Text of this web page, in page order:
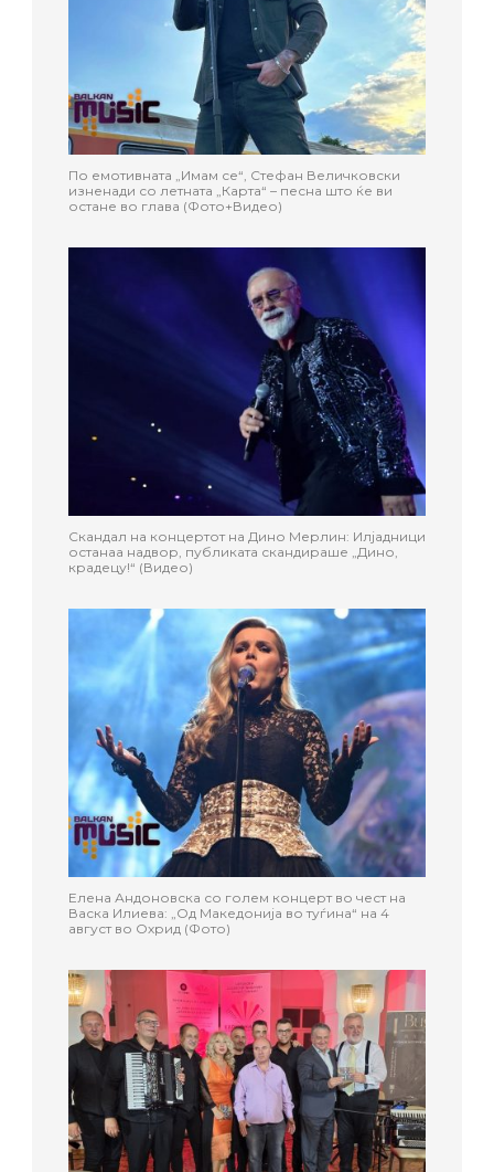
По емотивната „Имам се“, Стефан Величковски
изненади со летната „Карта“ – песна што ќе ви
остане во глава (Фото+Видео)
Скандал на концертот на Дино Мерлин: Илјадници
останаа надвор, публиката скандираше „Дино,
крадецу!“ (Видео)
Елена Андоновска со голем концерт во чест на
Васка Илиева: „Од Македонија во туѓина“ на 4
август во Охрид (Фото)